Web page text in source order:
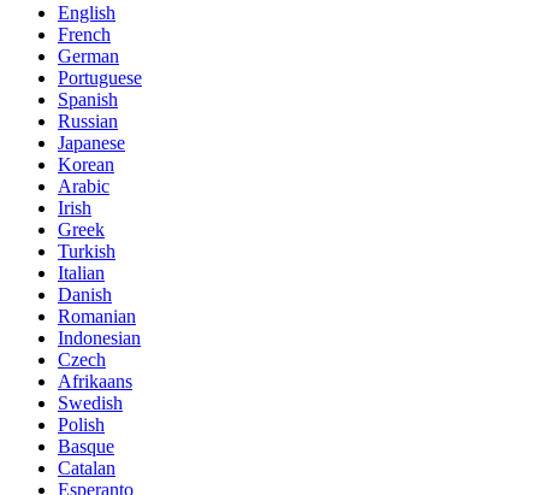
English
French
German
Portuguese
Spanish
Russian
Japanese
Korean
Arabic
Irish
Greek
Turkish
Italian
Danish
Romanian
Indonesian
Czech
Afrikaans
Swedish
Polish
Basque
Catalan
Esperanto